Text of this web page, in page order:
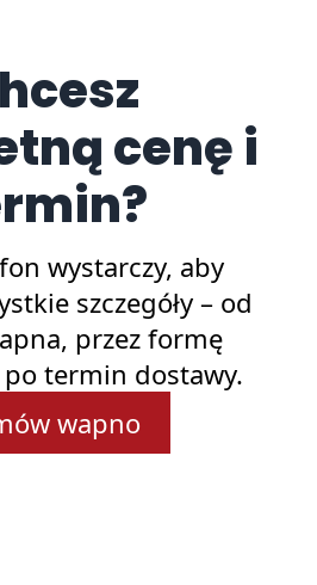
cenę i
wystarczy, aby
szczegóły – od
przez formę
termin dostawy.
wapno